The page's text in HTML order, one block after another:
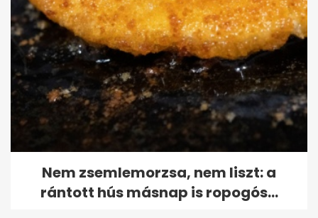
Nem zsemlemorzsa, nem liszt: a
rántott hús másnap is ropogós...